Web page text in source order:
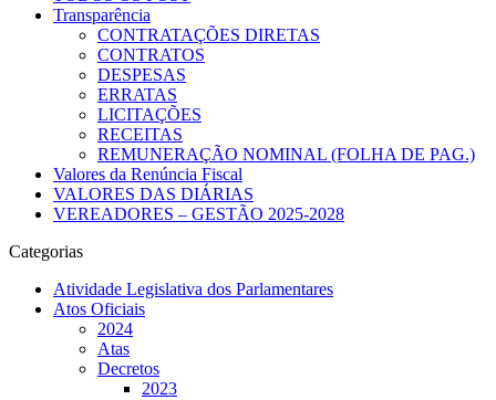
Transparência
CONTRATAÇÕES DIRETAS
CONTRATOS
DESPESAS
ERRATAS
LICITAÇÕES
RECEITAS
REMUNERAÇÃO NOMINAL (FOLHA DE PAG.)
Valores da Renúncia Fiscal
VALORES DAS DIÁRIAS
VEREADORES – GESTÃO 2025-2028
Categorias
Atividade Legislativa dos Parlamentares
Atos Oficiais
2024
Atas
Decretos
2023